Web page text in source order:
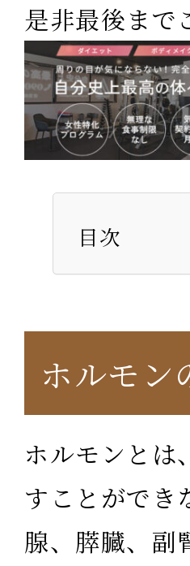
是非最後まで
目次
ホルモン
ホルモンとは
すことができ
腺、膵臓、副